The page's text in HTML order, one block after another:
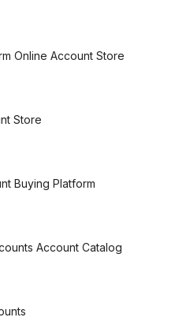
Online Account Store
Store
Buying Platform
Account Catalog